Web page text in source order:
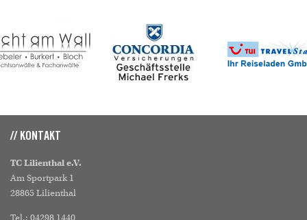
// KONTAKT
TC Lilienthal e.V.
Am Sportpark 1
28865 Lilienthal